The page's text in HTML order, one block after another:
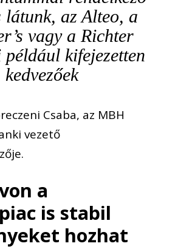
látunk, az Alteo, a
vagy a Richter
kifejezetten
kedvezőek
Csaba, az MBH
vezető
a
is stabil
hozhat